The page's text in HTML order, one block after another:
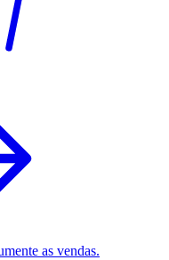
as vendas.